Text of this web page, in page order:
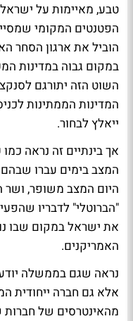
טבע, מאיימות על
הפטנטים המקומי
השוט הזה יתורגם
ייאלץ לבחור.
אך בינתיים זה נראה
המצב בימים עברו
היום המצב משופר,
"הברוטלי" לדבריו
את ישראל במקום שבו
האמריקנים.
נראה שגם בממשלה
אלא גם חברה ייחודית
מהאינטרסים של חברות